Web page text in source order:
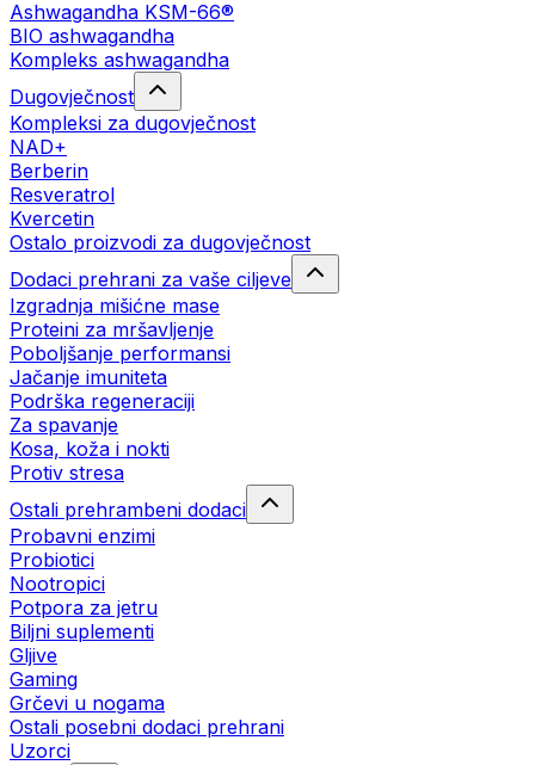
Ashwagandha KSM-66®
BIO ashwagandha
Kompleks ashwagandha
Dugovječnost
Kompleksi za dugovječnost
NAD+
Berberin
Resveratrol
Kvercetin
Ostalo proizvodi za dugovječnost
Dodaci prehrani za vaše ciljeve
Izgradnja mišićne mase
Proteini za mršavljenje
Poboljšanje performansi
Jačanje imuniteta
Podrška regeneraciji
Za spavanje
Kosa, koža i nokti
Protiv stresa
Ostali prehrambeni dodaci
Probavni enzimi
Probiotici
Nootropici
Potpora za jetru
Biljni suplementi
Gljive
Gaming
Grčevi u nogama
Ostali posebni dodaci prehrani
Uzorci